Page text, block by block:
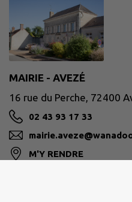
MAIRIE - AVEZÉ
16 rue du Perche, 72400
02 43 93 17 33
M'Y RENDRE